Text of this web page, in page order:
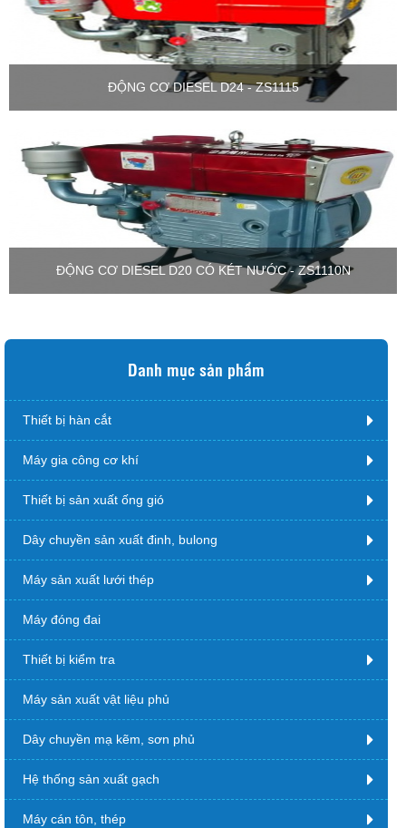
ĐỘNG CƠ DIESEL D24 - ZS1115
ĐỘNG CƠ DIESEL D20 CÓ KÉT NƯỚC - ZS1110N
Danh mục sản phẩm
Thiết bị hàn cắt
Máy gia công cơ khí
Thiết bị sản xuất ống gió
Dây chuyền sản xuất đinh, bulong
Máy sản xuất lưới thép
Máy đóng đai
Thiết bị kiểm tra
Máy sản xuất vật liệu phủ
Dây chuyền mạ kẽm, sơn phủ
Hệ thống sản xuất gạch
Máy cán tôn, thép